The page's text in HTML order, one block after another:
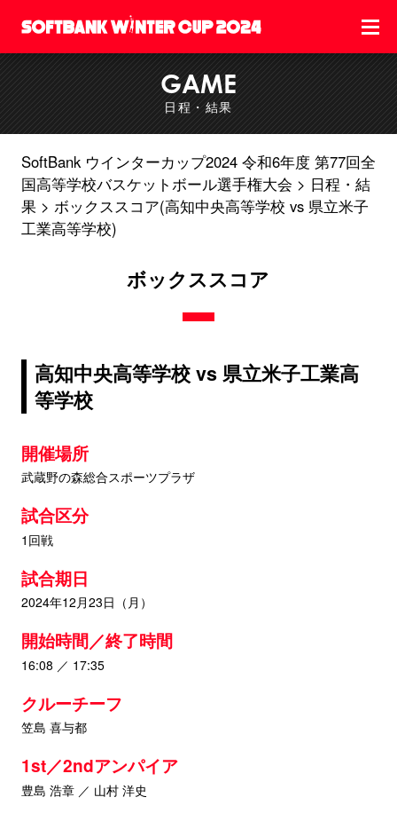
GAME
日程・結果
SoftBank ウインターカップ2024 令和6年度 第77回全
国高等学校バスケットボール選手権大会
日程・結
果
ボックススコア(高知中央高等学校 vs 県立米子
工業高等学校)
ボックススコア
高知中央高等学校 vs 県立米子工業高
等学校
開催場所
武蔵野の森総合スポーツプラザ
試合区分
1回戦
試合期日
2024年12月23日（月）
開始時間／終了時間
16:08 ／ 17:35
クルーチーフ
笠島 喜与都
1st／2ndアンパイア
豊島 浩章 ／ 山村 洋史